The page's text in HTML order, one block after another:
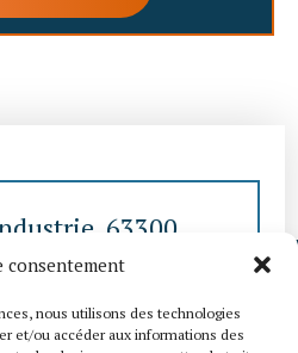
consentement
nous utilisons des technologies
et/ou accéder aux informations des
63300